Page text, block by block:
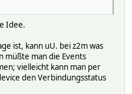
Idee.
ist, kann uU. bei z2m was
man die Events
vielleicht kann man per
den Verbindungsstatus